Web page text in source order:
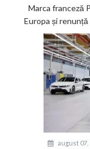
Marca franceză
Europa și
august 07,